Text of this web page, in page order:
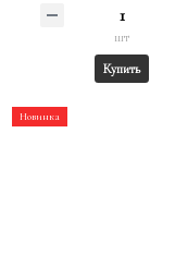
шт
Купить
Новинка